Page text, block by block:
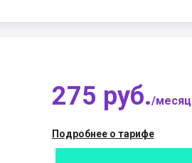
275 руб./месяц
Подробнее о тарифе